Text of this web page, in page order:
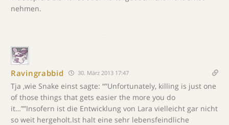
nehmen.
Ravingrabbid 30. März 2013 17:47
Tja ,wie Snake einst sagte: “”Unfortunately, killing is just one
of those things that gets easier the more you do
it…””Insofern ist die Entwicklung von Lara vielleicht gar nicht
so weit hergeholt.Ist halt eine sehr lebensfeindliche